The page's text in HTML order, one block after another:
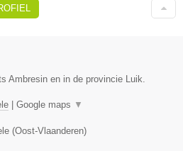
Ambresin en in de provincie Luik.
Google maps ▼
(Oost-Vlaanderen)